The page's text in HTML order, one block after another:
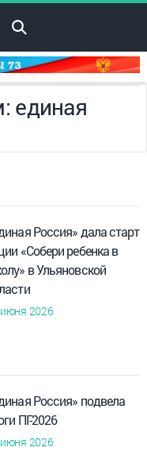
единая
Россия» дала старт
«Собери ребенка в
в Ульяновской
2026
Россия» подвела
ПГ-2026
2026